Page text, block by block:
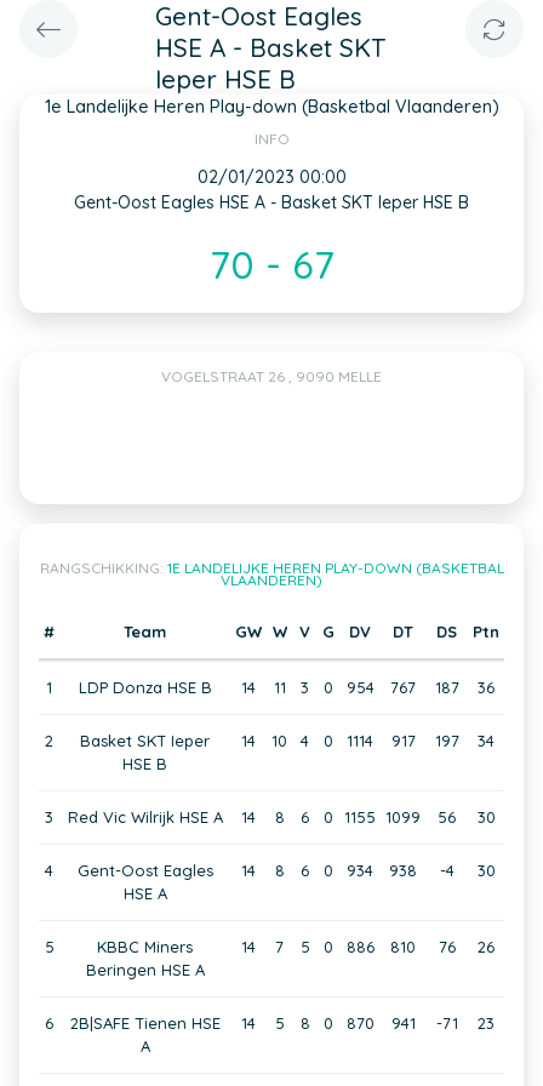
Gent-Oost Eagles
HSE A - Basket SKT
Ieper HSE B
1e Landelijke Heren Play-down (Basketbal Vlaanderen)
INFO
02/01/2023 00:00
Gent-Oost Eagles HSE A - Basket SKT Ieper HSE B
70 - 67
VOGELSTRAAT 26 , 9090 MELLE
RANGSCHIKKING: 1E LANDELIJKE HEREN PLAY-DOWN (BASKETBAL
VLAANDEREN)
# Team GW W V G DV DT DS Ptn
1 LDP Donza HSE B 14 11 3 0 954 767 187 36
2
Basket SKT Ieper
HSE B
14 10 4 0 1114 917 197 34
3 Red Vic Wilrijk HSE A 14 8 6 0 1155 1099 56 30
4
Gent-Oost Eagles
HSE A
14 8 6 0 934 938 -4 30
5
KBBC Miners
Beringen HSE A
14 7 5 0 886 810 76 26
6
2B|SAFE Tienen HSE
A
14 5 8 0 870 941 -71 23